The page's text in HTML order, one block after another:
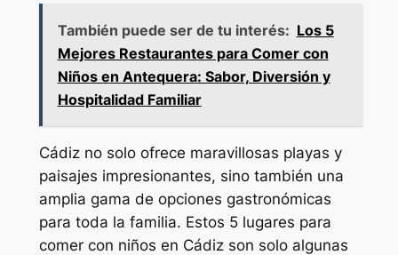
También puede ser de tu interés: Los 5
Mejores Restaurantes para Comer con
Niños en Antequera: Sabor, Diversión y
Hospitalidad Familiar
Cádiz no solo ofrece maravillosas playas y
paisajes impresionantes, sino también una
amplia gama de opciones gastronómicas
para toda la familia. Estos 5 lugares para
comer con niños en Cádiz son solo algunas